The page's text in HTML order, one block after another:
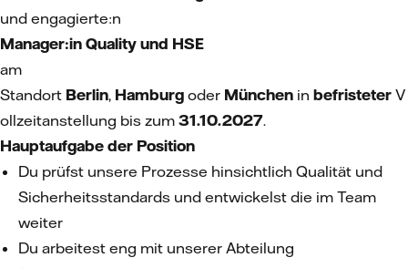
und engagierte:n
Manager:in Quality und HSE
am
Standort Berlin, Hamburg oder München in befristeter V
ollzeitanstellung bis zum 31.10.2027.
Hauptaufgabe der Position
Du prüfst unsere Prozesse hinsichtlich Qualität und
Sicherheitsstandards und entwickelst die im Team
weiter
Du arbeitest eng mit unserer Abteilung